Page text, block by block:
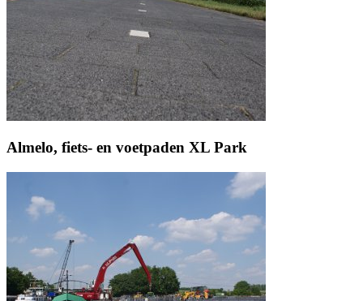
Almelo, fiets- en voetpaden XL Park